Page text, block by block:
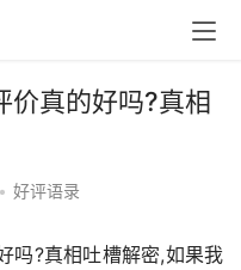
价真的好吗?真相
• 好评语录
吗?真相吐槽解密,如果我